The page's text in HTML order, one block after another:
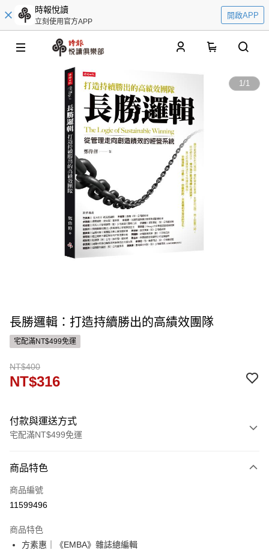
時報悅讀
立刻使用官方APP
開啟APP
1/1
長勝邏輯：打造持續勝出的高績效團隊
宅配滿NT$499免運
NT$400
NT$316
付款與運送方式
宅配滿NT$499免運
信用卡一次付款
運送方式
宅配
每筆NT$100，滿NT$499(含以上)免運費
商品特色
商品編號
11599496
商品特色
方素惠｜《EMBA》雜誌總編輯